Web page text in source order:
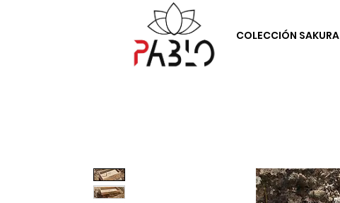
COLECCIÓN SAKURA